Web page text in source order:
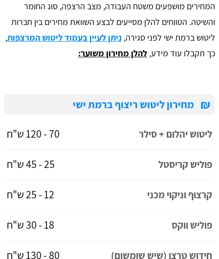
המחירים מושפעים משטח העבודה, מצב הרצפה, סוג החומר
והשיטה. הטווחים להלן מסייעים לבצע השוואת מחירים בין חברות
ליטוש ברמת ישי לפני סגירה, ניתן לעיין בעמוד ליטוש המרצפות,
כך תקבלו עוד מידע, להלן מחירון משוער:
₪ מחירון ליטוש ריצוף ברמת ישי
ליטוש יהלום + סילר 70 - 120 ש"ח
פוליש קריסטל 25 - 45 ש"ח
קרצוף וניקוי מכני 12 - 25 ש"ח
פוליש ווקס 18 - 30 ש"ח
חידוש טרצו (שיש שומשום) 80 - 130 ש"ח